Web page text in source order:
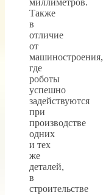
миллиметров.
Также
в
отличие
от
машиностроения,
где
роботы
успешно
задействуются
при
производстве
одних
и тех
же
деталей,
в
строительстве